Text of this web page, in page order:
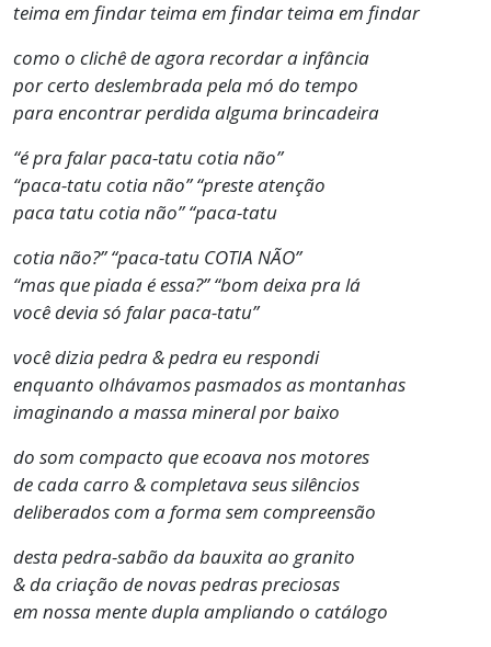
teima em findar teima em findar teima em findar
como o clichê de agora recordar a infância
por certo deslembrada pela mó do tempo
para encontrar perdida alguma brincadeira
“é pra falar paca-tatu cotia não”
“paca-tatu cotia não” “preste atenção
paca tatu cotia não” “paca-tatu
cotia não?” “paca-tatu COTIA NÃO”
“mas que piada é essa?” “bom deixa pra lá
você devia só falar paca-tatu”
você dizia pedra & pedra eu respondi
enquanto olhávamos pasmados as montanhas
imaginando a massa mineral por baixo
do som compacto que ecoava nos motores
de cada carro & completava seus silêncios
deliberados com a forma sem compreensão
desta pedra-sabão da bauxita ao granito
& da criação de novas pedras preciosas
em nossa mente dupla ampliando o catálogo